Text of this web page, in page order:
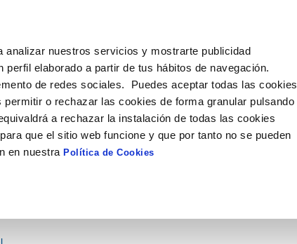
nuestros servicios y mostrarte publicidad
elaborado a partir de tus hábitos de navegación.
de redes sociales. Puedes aceptar todas las cookies
permitir o rechazar las cookies de forma granular pulsando
a rechazar la instalación de todas las cookies
que el sitio web funcione y que por tanto no se pueden
en nuestraPolítica de Cookies
CONTRATOS Y
SUBVENCIONES
NORMATIVA APLICABLE